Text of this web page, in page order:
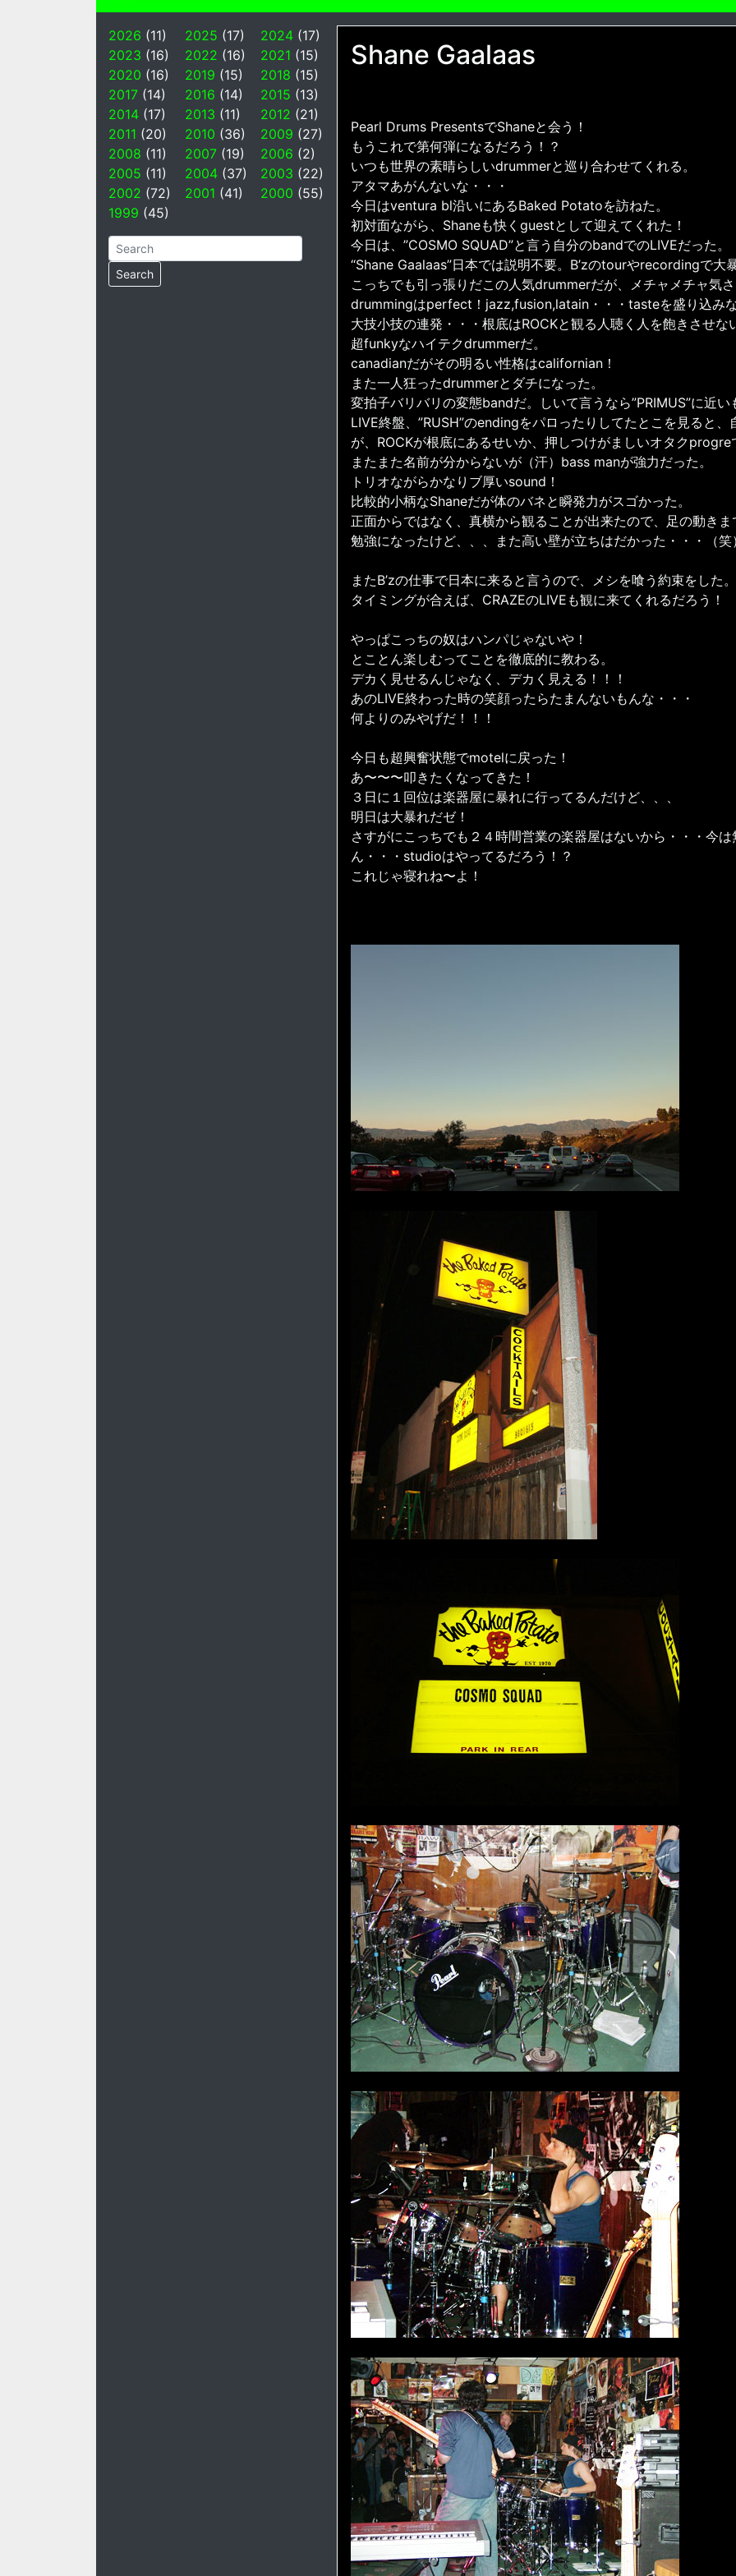
2026 (11) 2025 (17) 2024 (17)
2023 (16) 2022 (16) 2021 (15)
2020 (16) 2019 (15) 2018 (15)
2017 (14) 2016 (14) 2015 (13)
2014 (17) 2013 (11) 2012 (21)
2011 (20) 2010 (36) 2009 (27)
2008 (11) 2007(19) 2006 (2)
2005 (11) 2004(37) 2003 (22)
2002 (72) 2001 (41) 2000 (55)
1999 (45)
Shane Gaalaas
Pearl Drums PresentsでShaneと会う！
もうこれで第何弾になるだろう！？
いつも世界の素晴らしいdrummerと巡り合わせてくれる。
アタマあがんないな・・・
今日はventura bl沿いにあるBaked Potatoを訪ねた。
初対面ながら、Shaneも快くguestとして迎えてくれた！
今日は、”COSMO SQUAD”と言う自分のbandでのLIVEだった。
“Shane Gaalaas”日本では説明不要。B’zのtourやrecordingで大
こっちでも引っ張りだこの人気drummerだが、メチャメチャ気さ
drummingはperfect！jazz,fusion,latain・・・tasteを盛り込み
大技小技の連発・・・根底はROCKと観る人聴く人を飽きさせな
超funkyなハイテクdrummerだ。
canadianだがその明るい性格はcalifornian！
また一人狂ったdrummerとダチになった。
変拍子バリバリの変態bandだ。しいて言うなら”PRIMUS”に近い
LIVE終盤、”RUSH”のendingをパロったりしてたとこを見ると
が、ROCKが根底にあるせいか、押しつけがましいオタクprogre
またまた名前が分からないが（汗）bass manが強力だった。
トリオながらかなりブ厚いsound！
比較的小柄なShaneだが体のバネと瞬発力がスゴかった。
正面からではなく、真横から観ることが出来たので、足の動きま
勉強になったけど、、、また高い壁が立ちはだかった・・・（笑）
またB’zの仕事で日本に来ると言うので、メシを喰う約束をした。
タイミングが合えば、CRAZEのLIVEも観に来てくれるだろう！
やっぱこっちの奴はハンパじゃないや！
とことん楽しむってことを徹底的に教わる。
デカく見せるんじゃなく、デカく見える！！！
あのLIVE終わった時の笑顔ったらたまんないもんな・・・
何よりのみやげだ！！！
今日も超興奮状態でmotelに戻った！
あ〜〜〜叩きたくなってきた！
３日に１回位は楽器屋に暴れに行ってるんだけど、、、
明日は大暴れだゼ！
さすがにこっちでも２４時間営業の楽器屋はないから・・・今は
ん・・・studioはやってるだろう！？
これじゃ寝れね〜よ！